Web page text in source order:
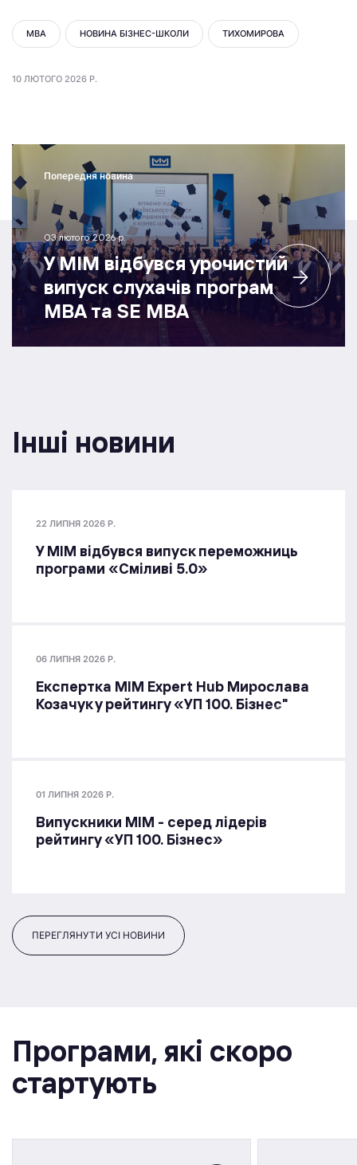
MBA НОВИНА БІЗНЕС-ШКОЛИ ТИХОМИРОВА
10 ЛЮТОГО 2026 Р.
Попередня новина
03 лютого 2026 р.
У МІМ відбувся урочистий
випуск слухачів програм
MBA та SE MBA
Інші новини
22 ЛИПНЯ 2026 Р.
У МІМ відбувся випуск переможниць
програми «Сміливі 5.0»
06 ЛИПНЯ 2026 Р.
Експертка MIM Expert Hub Мирослава
Козачук у рейтингу «УП 100. Бізнес"
01 ЛИПНЯ 2026 Р.
Випускники МІМ - серед лідерів
рейтингу «УП 100. Бізнес»
ПЕРЕГЛЯНУТИ УСІ НОВИНИ
Програми, якi скоро
стартують